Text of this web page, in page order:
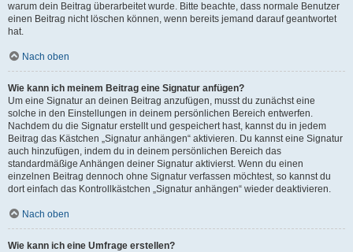
warum dein Beitrag überarbeitet wurde. Bitte beachte, dass normale Benutzer
einen Beitrag nicht löschen können, wenn bereits jemand darauf geantwortet
hat.
Nach oben
Wie kann ich meinem Beitrag eine Signatur anfügen?
Um eine Signatur an deinen Beitrag anzufügen, musst du zunächst eine
solche in den Einstellungen in deinem persönlichen Bereich entwerfen.
Nachdem du die Signatur erstellt und gespeichert hast, kannst du in jedem
Beitrag das Kästchen „Signatur anhängen“ aktivieren. Du kannst eine Signatur
auch hinzufügen, indem du in deinem persönlichen Bereich das
standardmäßige Anhängen deiner Signatur aktivierst. Wenn du einen
einzelnen Beitrag dennoch ohne Signatur verfassen möchtest, so kannst du
dort einfach das Kontrollkästchen „Signatur anhängen“ wieder deaktivieren.
Nach oben
Wie kann ich eine Umfrage erstellen?